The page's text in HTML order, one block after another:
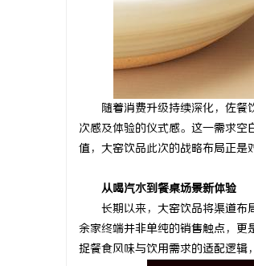
随着消费升级持续深化，佐
次感及体验的仪式感。这一需求
值，大窑饮品此次的战略布局正是
从喝汽水到餐桌场景新体验
长期以来，大窑饮品将渠道
余家终端并非单纯的销售触点，
捉餐食风味与饮用需求的适配逻辑